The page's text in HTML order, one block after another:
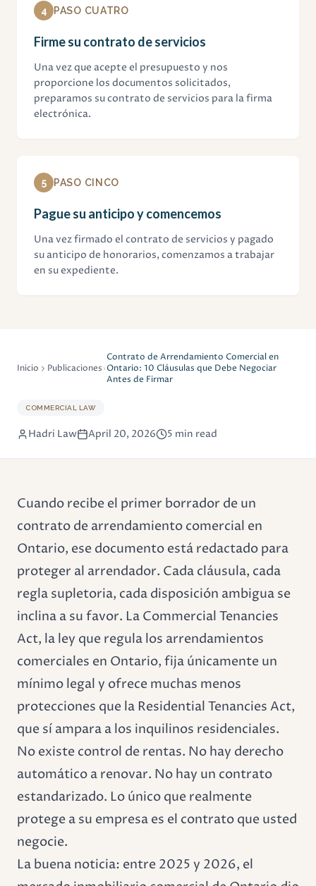
4 PASO CUATRO
Firme su contrato de servicios
Una vez que acepte el presupuesto y nos
proporcione los documentos solicitados,
preparamos su contrato de servicios para la firma
electrónica.
5 PASO CINCO
Pague su anticipo y comencemos
Una vez firmado el contrato de servicios y pagado
su anticipo de honorarios, comenzamos a trabajar
en su expediente.
Inicio Publicaciones
Contrato de Arrendamiento Comercial en
Ontario: 10 Cláusulas que Debe Negociar
Antes de Firmar
COMMERCIAL LAW
Hadri Law April 20, 2026 5 min read
Cuando recibe el primer borrador de un
contrato de arrendamiento comercial en
Ontario, ese documento está redactado para
proteger al arrendador. Cada cláusula, cada
regla supletoria, cada disposición ambigua se
inclina a su favor. La Commercial Tenancies
Act, la ley que regula los arrendamientos
comerciales en Ontario, fija únicamente un
mínimo legal y ofrece muchas menos
protecciones que la Residential Tenancies Act,
que sí ampara a los inquilinos residenciales.
No existe control de rentas. No hay derecho
automático a renovar. No hay un contrato
estandarizado. Lo único que realmente
protege a su empresa es el contrato que usted
negocie.
La buena noticia: entre 2025 y 2026, el